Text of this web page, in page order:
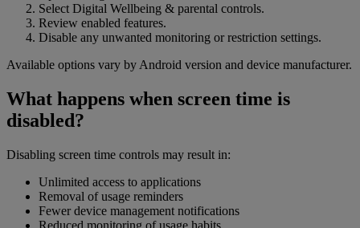
Select Digital Wellbeing & parental controls.
Review enabled features.
Disable any unwanted monitoring or restriction settings.
Available options vary by Android version and device manufacturer.
What happens when screen time is
disabled?
Disabling screen time controls may result in:
Unlimited access to applications
Removal of usage reminders
Fewer device management notifications
Reduced monitoring of usage habits